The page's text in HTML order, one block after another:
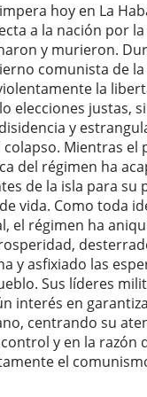
hoy en La
a la nación por la
y murieron.
comunista de la
la
elecciones justas,
y
colapso. Mientras el
del régimen ha
de la isla para su
vida. Como toda
el régimen ha
y asfixiado las
Sus líderes
interés en
centrando su
y en la razón
el